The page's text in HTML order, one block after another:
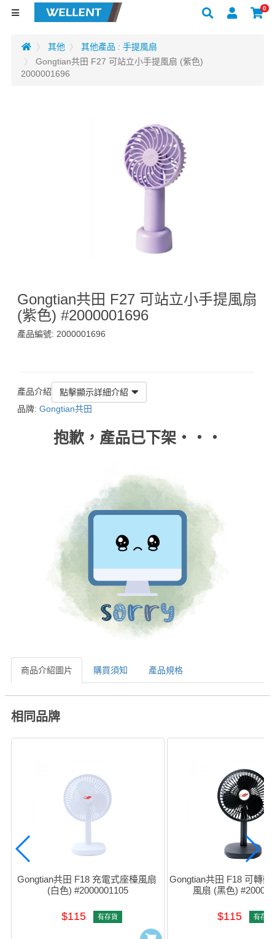
0
其他
其他產品 : 手提風扇
Gongtian共田 F27 可站立小手提風扇 (紫色)
2000001696
Gongtian共田 F27 可站立小手提風扇
(紫色) #2000001696
產品編號: 2000001696
產品介紹
點擊顯示詳細介紹
品牌: Gongtian共田
抱歉，產品已下架‧‧‧
商品介紹圖片 購買須知 產品規格
相同品牌
Gongtian共田 F18 充電式座檯風扇
(白色) #2000001105
$115 有存貨
Gongtian共田 F18 可轉
風扇 (黑色)
$115 有存貨